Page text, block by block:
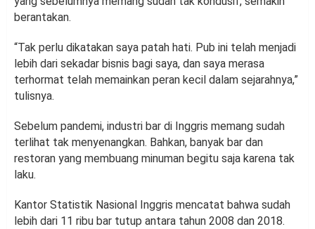
berantakan.
“Tak perlu dikatakan saya patah hati. Pub ini telah menjadi
lebih dari sekadar bisnis bagi saya, dan saya merasa
terhormat telah memainkan peran kecil dalam sejarahnya,”
tulisnya.
Sebelum pandemi, industri bar di Inggris memang sudah
terlihat tak menyenangkan. Bahkan, banyak bar dan
restoran yang membuang minuman begitu saja karena tak
laku.
Kantor Statistik Nasional Inggris mencatat bahwa sudah
lebih dari 11 ribu bar tutup antara tahun 2008 dan 2018.